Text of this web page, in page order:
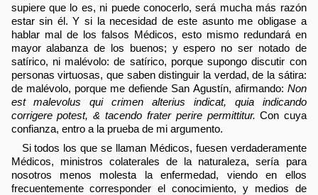
supiere que lo es, ni puede conocerlo, será mucha más razón
estar sin él. Y si la necesidad de este asunto me obligase a
hablar mal de los falsos Médicos, esto mismo redundará en
mayor alabanza de los buenos; y espero no ser notado de
satírico, ni malévolo: de satírico, porque supongo discutir con
personas virtuosas, que saben distinguir la verdad, de la sátira:
de malévolo, porque me defiende San Agustín, afirmando: Non
est malevolus qui crimen alterius indicat, quia indicando
corrigere potest, & tacendo frater perire permittitur. Con cuya
confianza, entro a la prueba de mi argumento.
Si todos los que se llaman Médicos, fuesen verdaderamente
Médicos, ministros colaterales de la naturaleza, sería para
nosotros menos molesta la enfermedad, viendo en ellos
frecuentemente corresponder el conocimiento, y medios de